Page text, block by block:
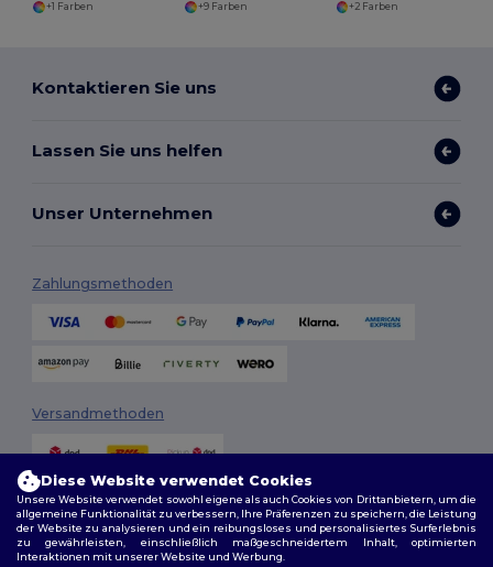
+1 Farben
+9 Farben
+2 Farben
Kontaktieren Sie uns
Lassen Sie uns helfen
Unser Unternehmen
Zahlungsmethoden
Versandmethoden
Diese Website verwendet Cookies
Unsere Website verwendet sowohl eigene als auch Cookies von Drittanbietern, um die
allgemeine Funktionalität zu verbessern, Ihre Präferenzen zu speichern, die Leistung
der Website zu analysieren und ein reibungsloses und personalisiertes Surferlebnis
zu gewährleisten, einschließlich maßgeschneidertem Inhalt, optimierten
Interaktionen mit unserer Website und Werbung.